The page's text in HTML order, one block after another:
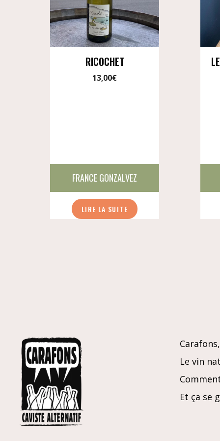
RICOCHET
13,00€
FRANCE GONZALVEZ
LIRE LA SUITE
Le vin
Et ça se